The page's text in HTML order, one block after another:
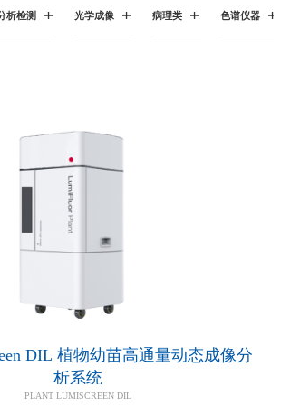
析检测 光学成像 病理类 色谱仪器
DIL 植物幼苗高通量动态成像分
析系统
PLANT LUMISCREEN DIL